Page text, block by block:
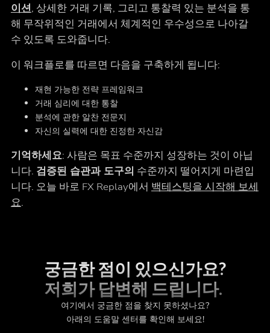
이션, 상세한 거래 기록, 그리고 통찰력 있는 분석을 통
해 무작위적인 거래에서 체계적인 우수성으로 나아갈
수 있도록 도와줍니다.
이 워크플로를 따르면 다음을 구축하게 됩니다:
재현 가능한 전략 프레임워크
거래 심리에 대한 통찰
분석에 관한 알찬 전문지
자신의 실력에 대한 진정한 자신감
기억하세요: 사람은 목표 수준까지 성장하는 것이 아닙
니다. 검증된 습관과 도구의 수준까지 떨어지게 마련입
니다. 오늘 바로 FX Replay에서 백테스팅을 시작해 보세
요.
궁금한 점이 있으신가요?
저희가 답변해 드립니다.
여기에서 궁금한 점을 찾지 못하셨나요?
아래의 도움말 센터를 확인해 보세요!